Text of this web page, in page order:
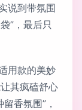
说到带氛围
”，最后只
用款的美妙
其疯磕舒心
香氛围”，